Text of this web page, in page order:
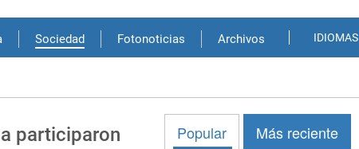
Sociedad Fotonoticias Archivos IDIOMAS
participaron
Popular Más reciente